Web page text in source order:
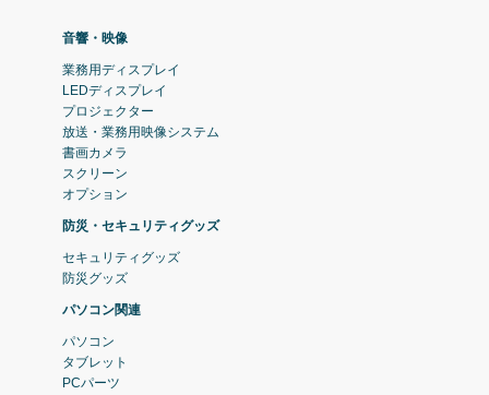
音響・映像
業務用ディスプレイ
LEDディスプレイ
プロジェクター
放送・業務用映像システム
書画カメラ
スクリーン
オプション
防災・セキュリティグッズ
セキュリティグッズ
防災グッズ
パソコン関連
パソコン
タブレット
PCパーツ